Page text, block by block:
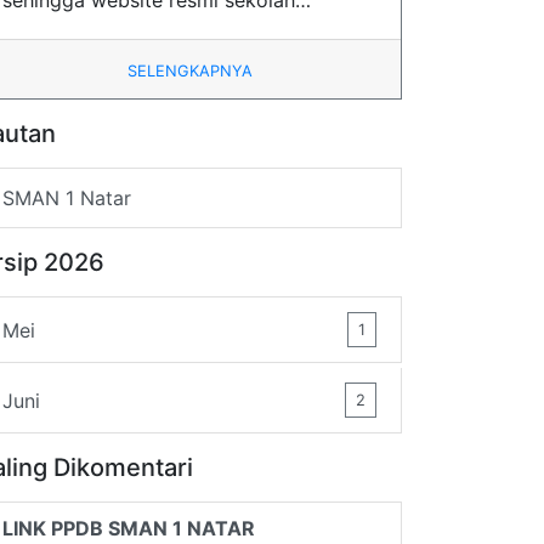
SELENGKAPNYA
SMAN 1 Natar
2026
Mei 1
Juni 2
Dikomentari
LINK PPDB SMAN 1 NATAR